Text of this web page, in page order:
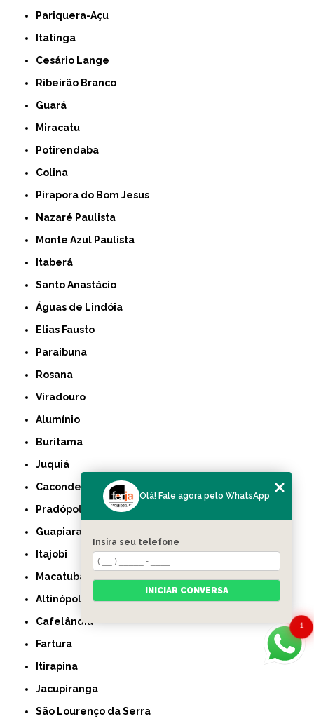
Pariquera-Açu
Itatinga
Cesário Lange
Ribeirão Branco
Guará
Miracatu
Potirendaba
Colina
Pirapora do Bom Jesus
Nazaré Paulista
Monte Azul Paulista
Itaberá
Santo Anastácio
Águas de Lindóia
Elias Fausto
Paraibuna
Rosana
Viradouro
Alumínio
Buritama
Juquiá
Caconde
Pradópolis
Guapiara
Itajobi
Macatuba
Altinópolis
Cafelândia
Fartura
Itirapina
Jacupiranga
São Lourenço da Serra
1
Olá! Fale agora pelo WhatsApp
Insira seu telefone
INICIAR CONVERSA